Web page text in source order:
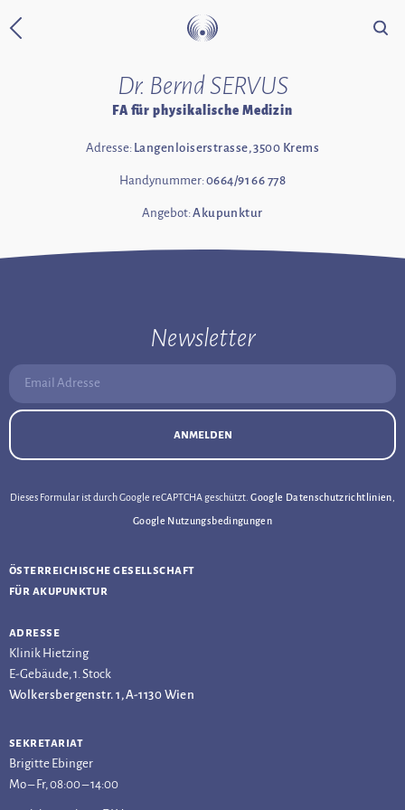
Zurück zur Startseite Suche
Dr. Bernd SERVUS
FA für physikalische Medizin
Adresse: Langenloiserstrasse, 3500 Krems
Handynummer:0664/91 66 778
Angebot:Akupunktur
Newsletter
Email Adresse:
anmelden
Dieses Formular ist durch Google reCAPTCHA geschützt.Google Datenschutzrichtlinien
Google Nutzungsbedingungen
österreichische gesellschaft
für akupunktur
adresse
Klinik Hietzing
E-Gebäude, 1. Stock
Wolkersbergenstr. 1, A-1130 Wien
sekretariat
Brigitte Ebinger
Mo – Fr, 08:00 – 14:00